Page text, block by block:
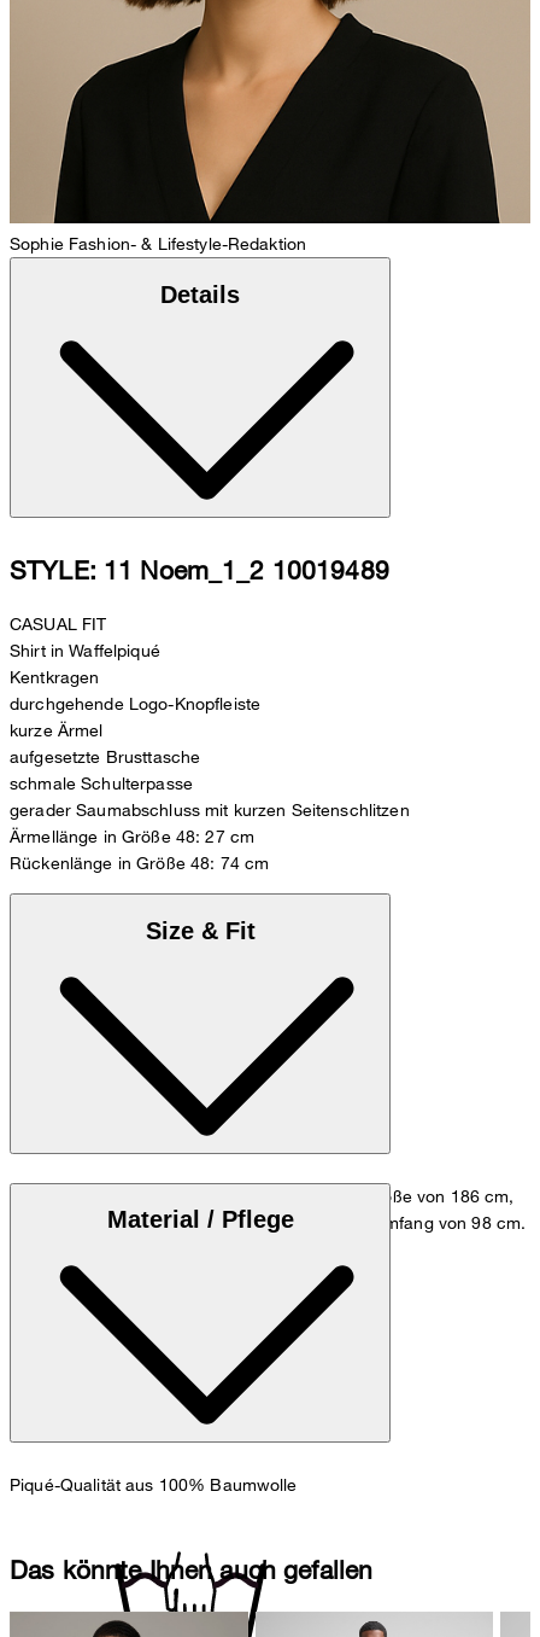
Sophie Fashion- & Lifestyle-Redaktion
Details
STYLE: 11 Noem_1_2 10019489
CASUAL FIT
Shirt in Waffelpiqué
Kentkragen
durchgehende Logo-Knopfleiste
kurze Ärmel
aufgesetzte Brusttasche
schmale Schulterpasse
gerader Saumabschluss mit kurzen Seitenschlitzen
Ärmellänge in Größe 48: 27 cm
Rückenlänge in Größe 48: 74 cm
Size & Fit
Das Model trägt die Größe M bei einer Körpergröße von 186 cm,
einem Brustumfang von 98 cm und einem Hüftumfang von 98 cm.
Zum Hemden Guide
Material / Pflege
Piqué-Qualität aus 100% Baumwolle
Das könnte Ihnen auch gefallen